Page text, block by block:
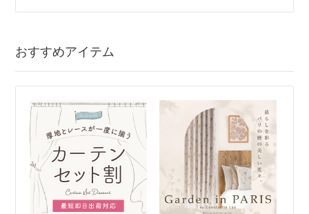
おすすめアイテム